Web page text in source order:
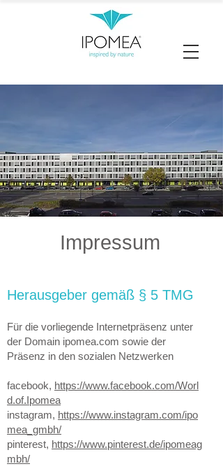
Impressum
Herausgeber gemäß § 5 TMG
Für die vorliegende Internetpräsenz unter
der Domain ipomea.com sowie der
Präsenz in den sozialen Netzwerken
facebook, https://www.facebook.com/Worl
d.of.Ipomea
instagram, https://www.instagram.com/ipo
mea_gmbh/
pinterest, https://www.pinterest.de/ipomeag
mbh/